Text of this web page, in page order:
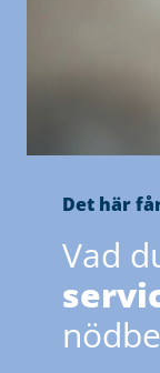
Det här
Vad